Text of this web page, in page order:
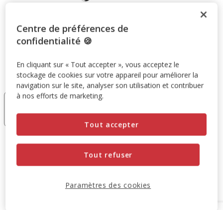
Taille:40mm et 50cm
25mm et
8.95€
40mm et
Prix 9.95€
9.95€
Centre de préférences de
confidentialité 🍪
En cliquant sur « Tout accepter », vous acceptez le
stockage de cookies sur votre appareil pour améliorer la
navigation sur le site, analyser son utilisation et contribuer
à nos efforts de marketing.
Tout refuser
Tout accepter
Paramètres des cookies